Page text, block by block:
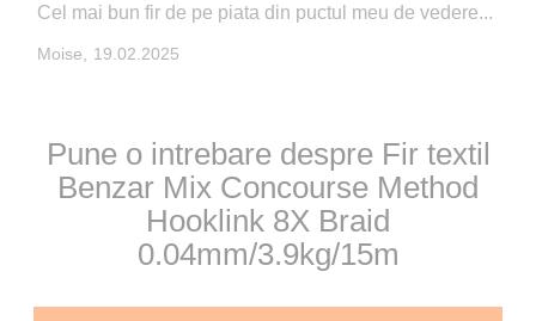
Cel mai bun fir de pe piata din puctul meu de vedere...
Moise,
Publicata
19.02.2025
Pune o intrebare despre Fir textil
Benzar Mix Concourse Method
Hooklink 8X Braid
0.04mm/3.9kg/15m